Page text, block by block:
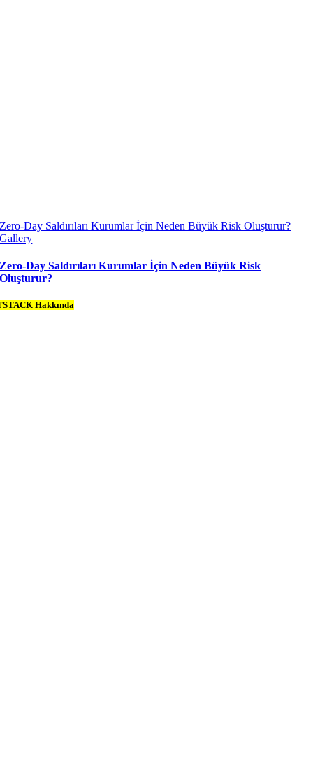
Zero-Day Saldırıları Kurumlar İçin Neden Büyük Risk Oluşturur?
Gallery
Zero-Day Saldırıları Kurumlar İçin Neden Büyük Risk
Oluşturur?
Hakkında